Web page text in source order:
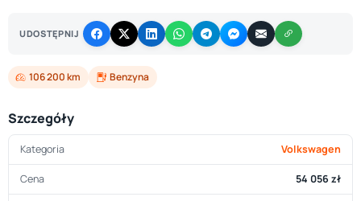
UDOSTĘPNIJ
106 200 km Benzyna
Szczegóły
Kategoria Volkswagen
Cena 54 056 zł